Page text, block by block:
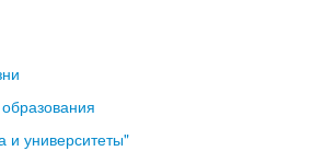
и университеты"